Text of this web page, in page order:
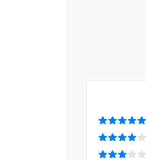
이미지가 진실을
모호한 경계와 가
마르쿠스 가브리
생겨난 새로운 형